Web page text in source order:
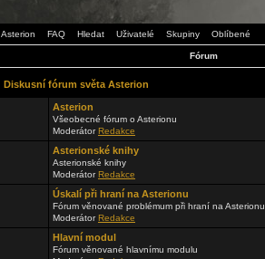
Asterion FAQ Hledat Uživatelé Skupiny Oblíbené
Fórum
Diskusní fórum světa Asterion
Asterion
Všeobecné fórum o Asterionu
ModerátorRedakce
Asterionské knihy
Asterionské knihy
ModerátorRedakce
Úskalí při hraní na Asterionu
Fórum věnované problémum při hraní na Asterionu
ModerátorRedakce
Hlavní modul
Fórum věnované hlavnímu modulu